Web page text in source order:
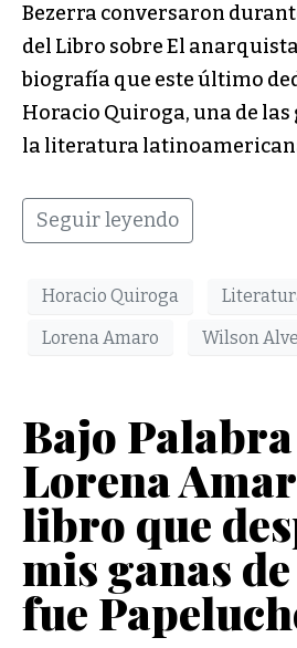
Bezerra conversaron
del Libro sobre El
biografía que este último
Horacio Quiroga, una de las
la literatura
Seguir leyendo
Horacio Quiroga
Lorena Amaro
Wilson
Bajo
Lorena
libro que
mis ganas
fue